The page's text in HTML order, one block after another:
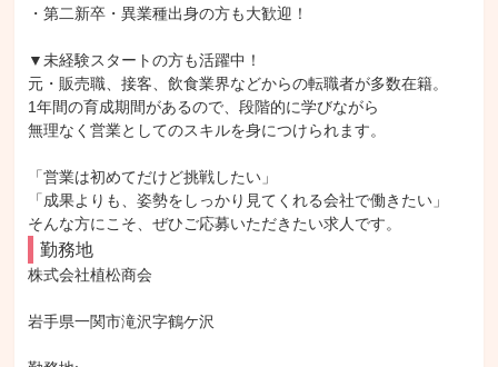
・第二新卒・異業種出身の方も大歓迎！
▼未経験スタートの方も活躍中！
元・販売職、接客、飲食業界などからの転職者が多数在籍。
1年間の育成期間があるので、段階的に学びながら
無理なく営業としてのスキルを身につけられます。
「営業は初めてだけど挑戦したい」
「成果よりも、姿勢をしっかり見てくれる会社で働きたい」
そんな方にこそ、ぜひご応募いただきたい求人です。
勤務地
株式会社植松商会
岩手県一関市滝沢字鶴ケ沢